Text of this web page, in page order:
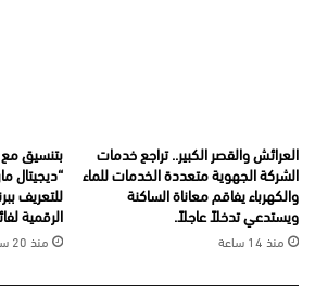
العرائش والقصر الكبير.. تراجع خدمات
الشركة الجهوية متعددة الخدمات للماء
والكهرباء يفاقم معاناة الساكنة
ويستدعي تدخلاً عاجلاً.
منذ 14 ساعة
بتنسيق مع
“ديجيتال
للتعريف
الرقمية لفائدة 100
منذ 20 ساعة